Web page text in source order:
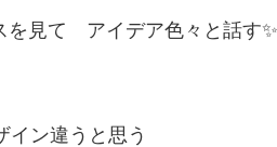
を見て アイデア色々と話す✨
イン違うと思う